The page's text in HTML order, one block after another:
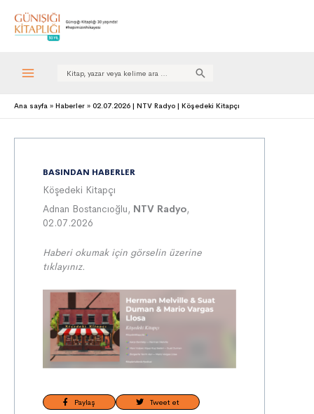
Search
Ana sayfa Haberler 02.07.2026 | NTV Radyo | Köşedeki Kitapçı
BASINDAN HABERLER
Köşedeki Kitapçı
Adnan Bostancıoğlu, NTV Radyo,
02.07.2026
Haberi okumak için görselin üzerine
tıklayınız.
Paylaş Tweet et